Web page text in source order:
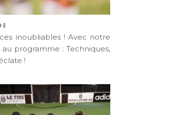
inoubliables ! Avec notre
programme : Techniques,
!